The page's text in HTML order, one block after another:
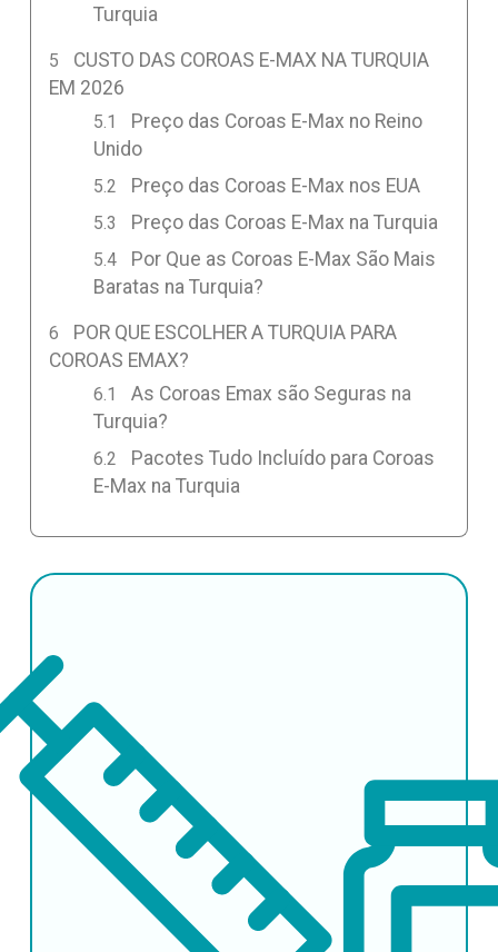
Turquia
CUSTO DAS COROAS E-MAX NA TURQUIA
EM 2026
Preço das Coroas E-Max no Reino
Unido
Preço das Coroas E-Max nos EUA
Preço das Coroas E-Max na Turquia
Por Que as Coroas E-Max São Mais
Baratas na Turquia?
POR QUE ESCOLHER A TURQUIA PARA
COROAS EMAX?
As Coroas Emax são Seguras na
Turquia?
Pacotes Tudo Incluído para Coroas
E-Max na Turquia